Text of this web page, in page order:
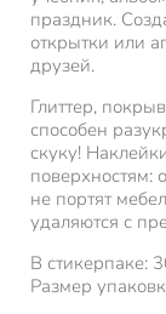
праздник.
открытки или
друзей.
Глиттер,
способен
скуку!
поверхностям:
не портят
удаляются с
В стикерпаке:
Размер